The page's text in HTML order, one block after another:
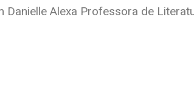
Alexa Professora de